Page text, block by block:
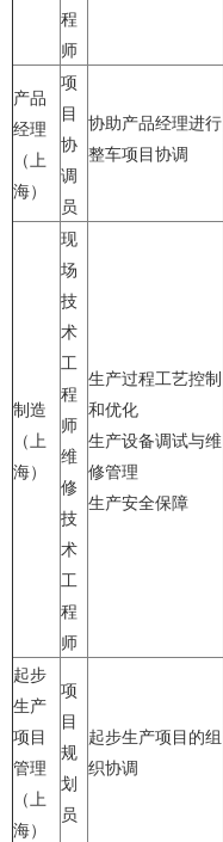
程
师
产品
经理
（上
海）
项
目
协
调
员
协助产品经理进行
整车项目协调
制造
（上
海）
现
场
技
术
工
程
师
维
修
技
术
工
程
师
生产过程工艺控制
和优化
生产设备调试与维
修管理
生产安全保障
起步
生产
项目
管理
（上
海）
项
目
规
划
员
起步生产项目的组
织协调